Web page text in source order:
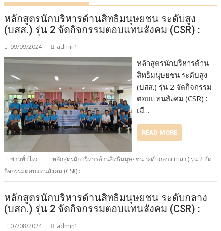
หลักสูตรนักบริหารด้านสิทธิมนุษยชน ระดับสูง
(บสส.) รุ่น 2 จัดกิจกรรมตอบแทนสังคม (CSR) :
09/09/2024 admin1
หลักสูตรนักบริหารด้าน
สิทธิมนุษยชน ระดับสูง
(บสส.) รุ่น 2 จัดกิจกรรม
ตอบแทนสังคม (CSR) :
เมื…
READ MORE
ข่าวทั่วไทย
หลักสูตรนักบริหารด้านสิทธิมนุษยชน ระดับกลาง (บสก.) รุ่น 2 จัด
กิจกรรมตอบแทนสังคม (CSR) :
หลักสูตรนักบริหารด้านสิทธิมนุษยชน ระดับกลาง
(บสก.) รุ่น 2 จัดกิจกรรมตอบแทนสังคม (CSR) :
07/08/2024 admin1